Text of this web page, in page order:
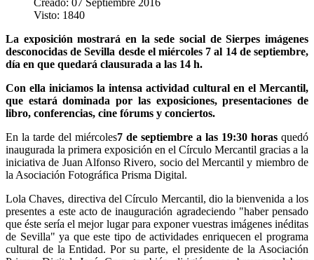
Visto: 1840
La exposición mostrará en la sede social de Sierpes imágenes
desconocidas de Sevilla desde el miércoles 7 al 14 de septiembre,
día en que quedará clausurada a las 14 h.
Con ella iniciamos la intensa actividad cultural en el Mercantil,
que estará dominada por las exposiciones, presentaciones de
libro, conferencias, cine fórums y conciertos.
En la tarde del miércoles7 de septiembre a las 19:30 horas quedó
inaugurada la primera exposición en el Círculo Mercantil gracias a la
iniciativa de Juan Alfonso Rivero, socio del Mercantil y miembro de
la Asociación Fotográfica Prisma Digital.
Lola Chaves, directiva del Círculo Mercantil, dio la bienvenida a los
presentes a este acto de inauguración agradeciendo "haber pensado
que éste sería el mejor lugar para exponer vuestras imágenes inéditas
de Sevilla" ya que este tipo de actividades enriquecen el programa
cultural de la Entidad. Por su parte, el presidente de la Asociación